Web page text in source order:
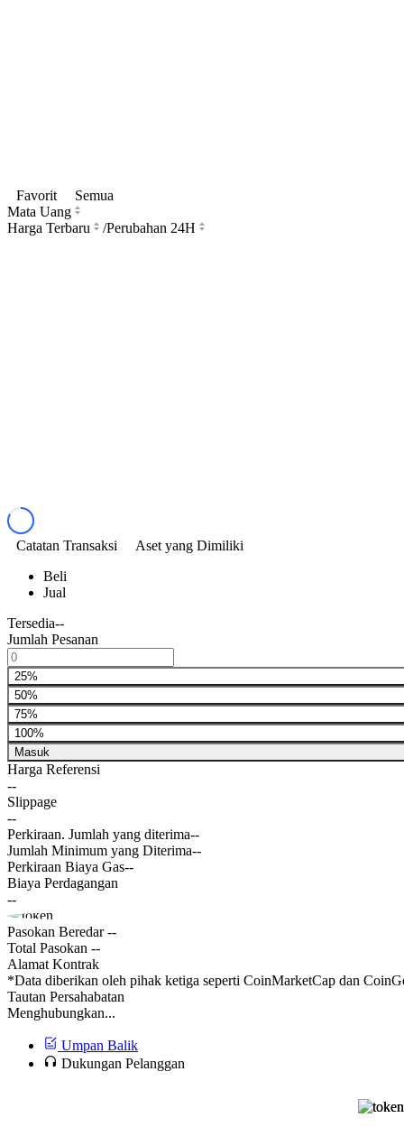
Favorit
Semua
Mata Uang
Harga Terbaru
/Perubahan 24H
Catatan Transaksi
Aset yang Dimiliki
Beli
Jual
Tersedia--
Jumlah Pesanan
25%
50%
75%
100%
Masuk
Harga Referensi
--
Slippage
--
Perkiraan. Jumlah yang diterima--
Jumlah Minimum yang Diterima--
Perkiraan Biaya Gas--
Biaya Perdagangan
--
Pasokan Beredar--
Total Pasokan --
Alamat Kontrak
*Data diberikan oleh pihak ketiga seperti CoinMarketCap dan
Tautan Persahabatan
Menghubungkan...
Umpan Balik
Dukungan Pelanggan